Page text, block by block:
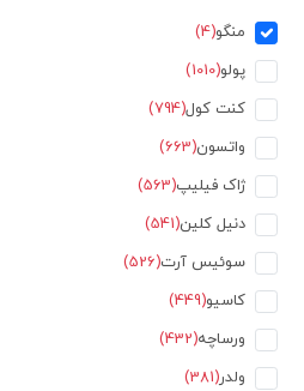
منگو(4)
پولو(1010)
کنت کول(794)
واتسون(663)
ژاک فیلیپ(563)
دنیل کلین(541)
سوئیس آرت(526)
کاسیو(449)
ورساچه(432)
ولدر(381)